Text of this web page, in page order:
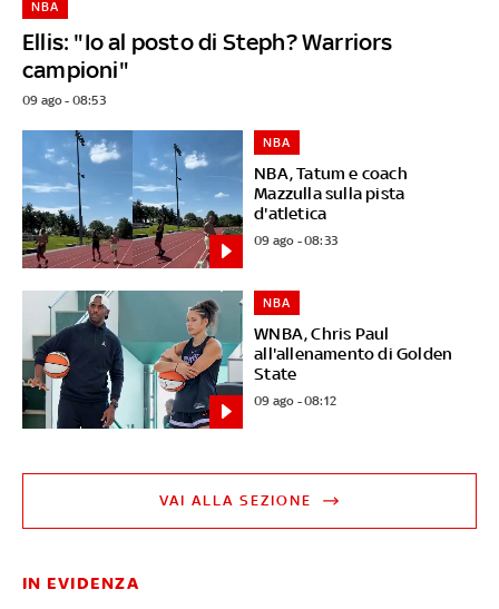
Ellis: "Io al posto di Steph? Warriors
campioni"
NBA
09 ago - 08:53
NBA, Tatum e coach
Mazzulla sulla pista
d'atletica
NBA
09 ago - 08:33
WNBA, Chris Paul
all'allenamento di Golden
State
NBA
09 ago - 08:12
VAI ALLA SEZIONE
IN EVIDENZA